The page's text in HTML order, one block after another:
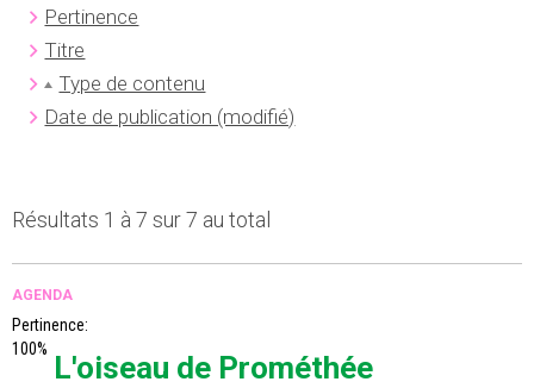
Pertinence
Titre
Type de contenu
Date de publication (modifié)
Résultats 1 à 7 sur 7 au total
AGENDA
Pertinence:
100%
L'oiseau de Prométhée